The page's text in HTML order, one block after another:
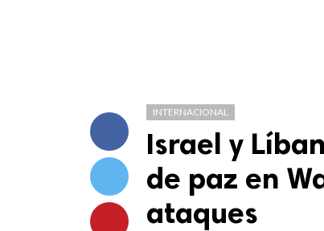
INTERNACIONAL
Israel y
de paz en
ataques